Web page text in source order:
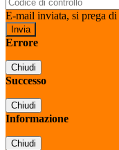
E-mail inviata, si prega
Errore
Chiudi
Successo
Chiudi
Informazione
Chiudi